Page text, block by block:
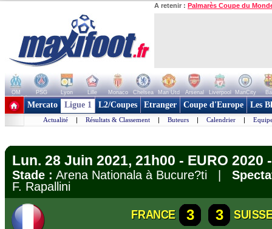
A retenir : Palmarès Coupe du
OM PSG Lyon Lille Monaco Chelsea Man Utd Arsenal Liverpool ManCity
+ de clubs
Mercato Ligue 1 L2/Coupes Etranger Coupe d'Europe Les
Actualité | Résultats & Classement | Buteurs | Calendrier |
Lun. 28 Juin 2021, 21h00 - EURO 2020
Stade : Arena Nationala à Bucure?ti |
F. Rapallini
FRANCE 3 3